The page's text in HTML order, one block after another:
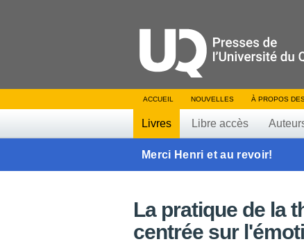
ACCUEIL NOUVELLES À PROPOS
Livres Libre accès
Merci Henri et au revoir!
La pratique de la
centrée sur